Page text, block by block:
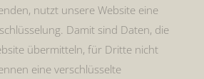
nutzt unsere Website eine
Damit sind Daten, die
übermitteln, für Dritte nicht
eine verschlüsselte